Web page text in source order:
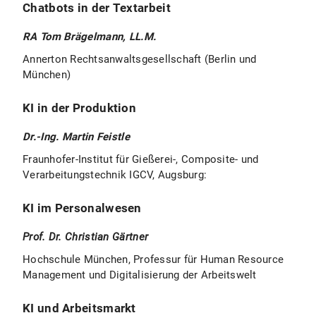
Chatbots in der Textarbeit
RA Tom Brägelmann, LL.M.
Annerton Rechtsanwaltsgesellschaft (Berlin und
München)
KI in der Produktion
Dr.-Ing. Martin Feistle
Fraunhofer-Institut für Gießerei-, Composite- und
Verarbeitungstechnik IGCV, Augsburg:
KI im Personalwesen
Prof. Dr. Christian Gärtner
Hochschule München, Professur für Human Resource
Management und Digitalisierung der Arbeitswelt
KI und Arbeitsmarkt